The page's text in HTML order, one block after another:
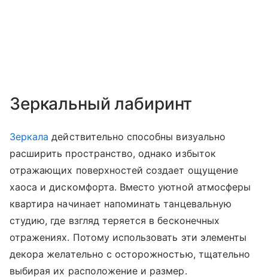
Зеркальный лабиринт
Зеркала действительно способны визуально
расширить пространство, однако избыток
отражающих поверхностей создает ощущение
хаоса и дискомфорта. Вместо уютной атмосферы
квартира начинает напоминать танцевальную
студию, где взгляд теряется в бесконечных
отражениях. Потому использовать эти элементы
декора желательно с осторожностью, тщательно
выбирая их расположение и размер.